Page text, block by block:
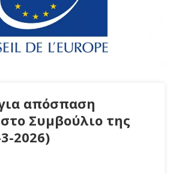
απόσπαση
Συμβούλιο της
2026)